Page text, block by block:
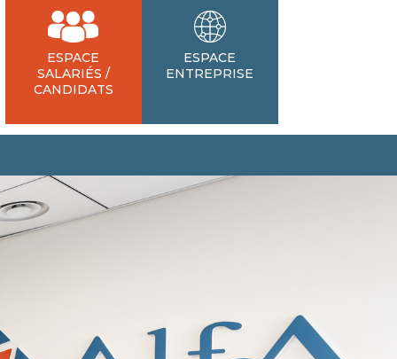
ESPACE
SALARIÉS /
CANDIDATS
ESPACE
ENTREPRISE